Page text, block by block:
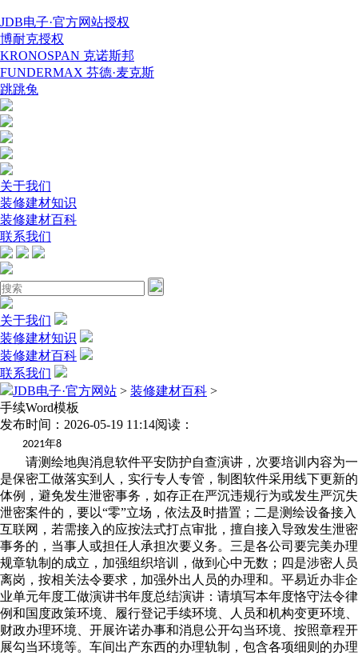
JDB电子·官方网站授权
博耐克授权
KRONOSPAN 克诺斯邦
FUNDERMAX 芬德·麦克斯
跳跳兔
关于我们
装修建材知识
装修建材百科
联系我们
关于我们
装修建材知识
装修建材百科
联系我们
JDB电子·官方网站 > 装修建材百科 >
手续Word模板
发布时间：2026-05-19 11:14阅读：
2021年8
请测绘地舆消息软件平安防护自查演讲，次要培训内容为一
是保密工做落实到人，实行专人专管，制图软件采用线下更新的
体例，避免发生泄密事务，如存正在严沉违规行为或发生严沉失
泄密案件的，要以“零”立场，依法及时措置；二是测绘设备接入
互联网，若需接入的应按法式打点审批，擅自接入导致发生泄密
事务的，当事人或担任人承担次要义务。三是各公司要完美办理
规章轨制的成立，加强组织培训，做到心中无数；四是涉密人员
离岗，按相关法令要求，加强外出人员的办理和。平易近办非企
业单元年度工做演讲书年度总结演讲：请填写本年度恪守法令律
例和国度政策环境、履行登记手续环境、人员和机构变更环境、
财政办理环境、开展许诺办事和消息公开勾当环境、按照章程开
展勾当环境等。车间出产东西的办理轨制，包含各项细则的办理